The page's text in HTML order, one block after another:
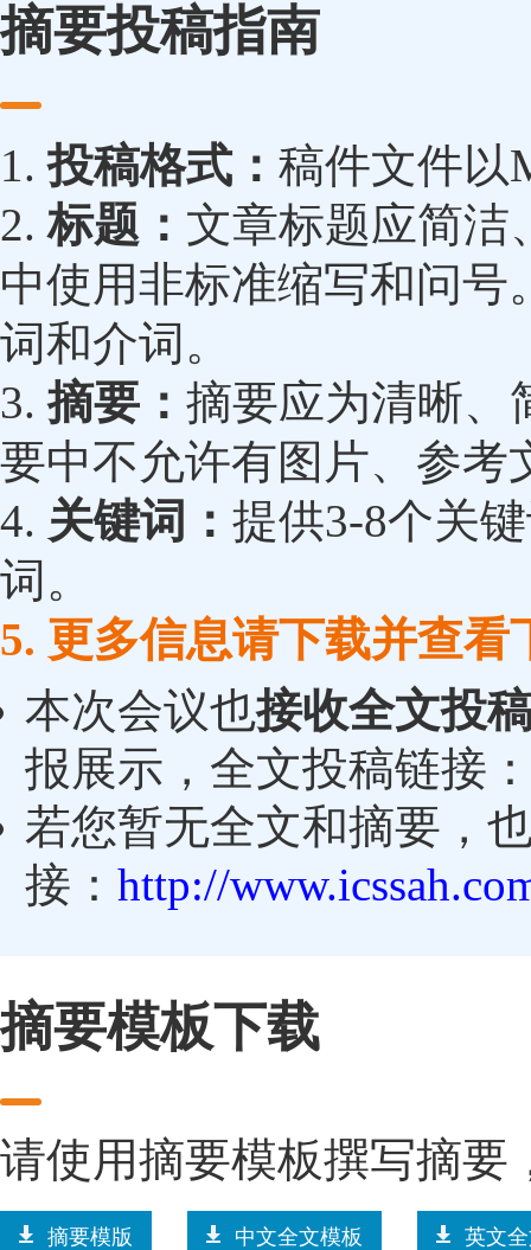
摘要投稿指南
1.投稿格式： 稿件文件以
2.标题： 文章标题应简洁
中使用非标准缩写和问
词和介词。
3.摘要： 摘要应为清晰、
要中不允许有图片、参考
4. 关键词： 提供3-8个关
词。
5. 更多信息请下载并查看
本次会议也接收全文投
报展示，全文投稿链接
若您暂无全文和摘要，
接： http://
摘要模板下载
请使用摘要模板撰写摘要
摘要模版 中文全文模板 英文